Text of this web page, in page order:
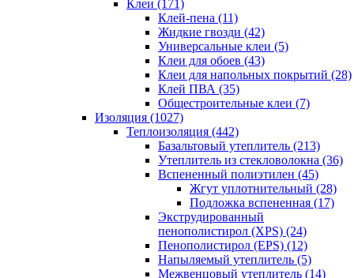
Клеи (171)
Клей-пена (11)
Жидкие гвозди (42)
Универсальные клеи (5)
Клеи для обоев (43)
Клеи для напольных покрытий (28)
Клей ПВА (35)
Общестроительные клеи (7)
Изоляция (1027)
Теплоизоляция (442)
Базальтовый утеплитель (213)
Утеплитель из стекловолокна (36)
Вспененный полиэтилен (45)
Жгут уплотнительный (28)
Подложка вспененная (17)
Экструдированный
пенополистирол (XPS) (24)
Пенополистирол (EPS) (12)
Напыляемый утеплитель (5)
Межвенцовый утеплитель (14)